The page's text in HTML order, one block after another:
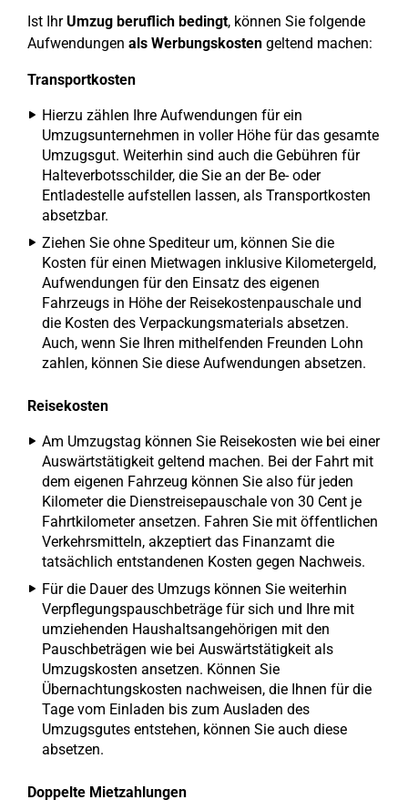
Ist IhrUmzug beruflich bedingt, können Sie folgende
Aufwendungen als Werbungskosten geltend machen:
Transportkosten
Hierzu zählen Ihre Aufwendungen für ein
Umzugsunternehmen in voller Höhe für das gesamte
Umzugsgut. Weiterhin sind auch die Gebühren für
Halteverbotsschilder, die Sie an der Be- oder
Entladestelle aufstellen lassen, als Transportkosten
absetzbar.
Ziehen Sie ohne Spediteur um, können Sie die
Kosten für einen Mietwagen inklusive Kilometergeld,
Aufwendungen für den Einsatz des eigenen
Fahrzeugs in Höhe der Reisekostenpauschale und
die Kosten des Verpackungsmaterials absetzen.
Auch, wenn Sie Ihren mithelfenden Freunden Lohn
zahlen, können Sie diese Aufwendungen absetzen.
Reisekosten
Am Umzugstag können Sie Reisekosten wie bei einer
Auswärtstätigkeit geltend machen. Bei der Fahrt mit
dem eigenen Fahrzeug können Sie also für jeden
Kilometer die Dienstreisepauschale von 30 Cent je
Fahrtkilometer ansetzen. Fahren Sie mit öffentlichen
Verkehrsmitteln, akzeptiert das Finanzamt die
tatsächlich entstandenen Kosten gegen Nachweis.
Für die Dauer des Umzugs können Sie weiterhin
Verpflegungspauschbeträge für sich und Ihre mit
umziehenden Haushaltsangehörigen mit den
Pauschbeträgen wie bei Auswärtstätigkeit als
Umzugskosten ansetzen. Können Sie
Übernachtungskosten nachweisen, die Ihnen für die
Tage vom Einladen bis zum Ausladen des
Umzugsgutes entstehen, können Sie auch diese
absetzen.
Doppelte Mietzahlungen